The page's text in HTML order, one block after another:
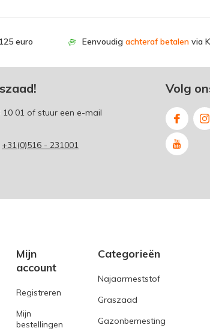
euro Eenvoudig achteraf betalen via
10 01 of stuur een e-mail
+31(0)516 - 231001
Volg
Mijn
account
Registreren
Mijn
bestellingen
Categorieën
Najaarmeststof
Graszaad
Gazonbemesting